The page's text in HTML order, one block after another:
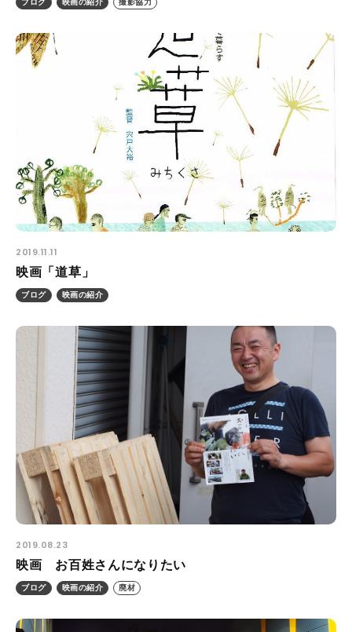
ブログ 映画の紹介 撮影協力
2019.11.11
映画「道草」
ブログ 映画の紹介
2019.08.23
映画 お百姓さんになりたい
ブログ 映画の紹介 廃材